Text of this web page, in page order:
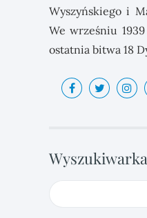
Wyszyńskiego i
We wrześniu
ostatnia bitwa 18
Wyszukiwarka